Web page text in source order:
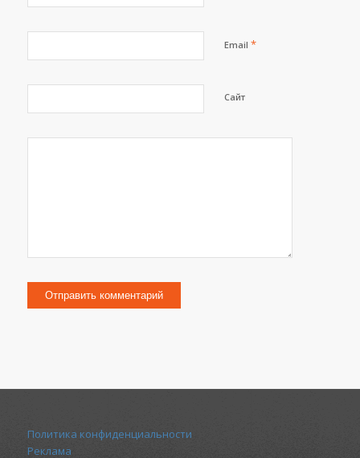
Email *
Сайт
Политика конфиденциальности
Реклама